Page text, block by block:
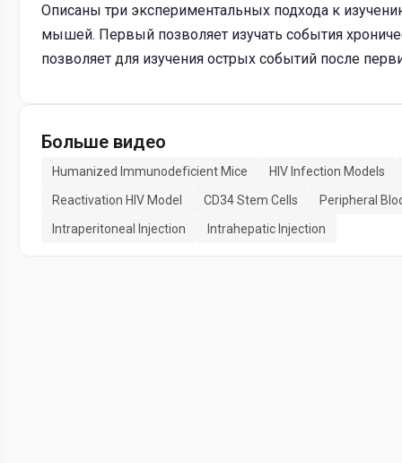
Описаны три экспериментальных подхода к
мышей. Первый позволяет изучать события
позволяет для изучения острых событий после
Больше видео
Humanized Immunodeficient Mice
HIV Infection Models
Reactivation HIV Model
CD34 Stem Cells
Peripheral
Intraperitoneal Injection
Intrahepatic Injection